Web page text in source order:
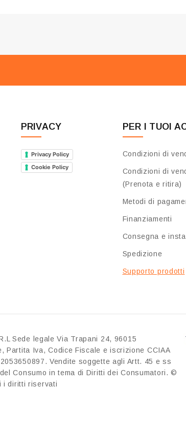
PRIVACY
Privacy Policy
Cookie Policy
PER I TUOI
Condizioni di
Condizioni di
(Prenota e ritira)
Metodi di
Finanziamenti
Consegna e
Spedizione
Supporto prodotti
Sede legale Via Trapani 24, 96015
Partita Iva, Codice Fiscale e iscrizione CCIAA
Vendite soggette agli Artt. 45 e ss
Consumo in tema di Diritti dei Consumatori. ©
i diritti riservati